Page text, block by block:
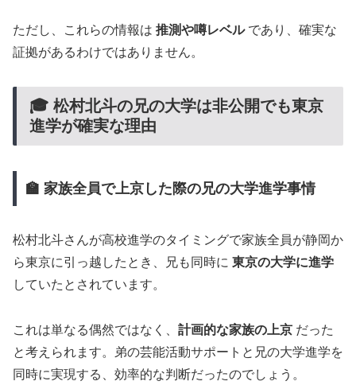
ただし、これらの情報は 推測や噂レベルであり、確実な
証拠があるわけではありません。
🎓 松村北斗の兄の大学は非公開でも東京
進学が確実な理由
🏫 家族全員で上京した際の兄の大学進学事情
松村北斗さんが高校進学のタイミングで家族全員が静岡か
ら東京に引っ越したとき、兄も同時に 東京の大学に進学
していたとされています。
これは単なる偶然ではなく、 計画的な家族の上京 だった
と考えられます。弟の芸能活動サポートと兄の大学進学を
同時に実現する、効率的な判断だったのでしょう。